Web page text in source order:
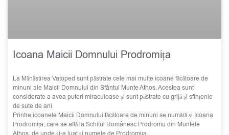
Icoana Maicii Domnului Prodromița
La Mănăstirea Vatoped sunt păstrate cele mai multe icoane făcătoare de
minuni ale Maicii Domnului din Sfântul Munte Athos. Acestea sunt
considerate a avea puteri miraculoase și sunt păstrate cu grijă și sfințenie
de sute de ani.
Printre icoanele Maicii Domnului făcătoare de minuni se numără și Icoana
Prodromița, care se află la Schitul Românesc Prodromu din Muntele